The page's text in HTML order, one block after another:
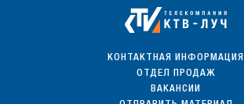
КОНТАКТНАЯ ИНФОРМАЦИЯ
ОТДЕЛ ПРОДАЖ
ВАКАНСИИ